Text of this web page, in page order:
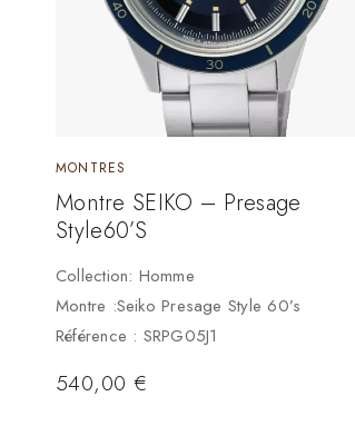
MONTRES
Montre SEIKO – Presage
Style60’s
Collection: Homme
Montre :Seiko Presage Style 60’s
Référence : SRPG05J1
540,00 €